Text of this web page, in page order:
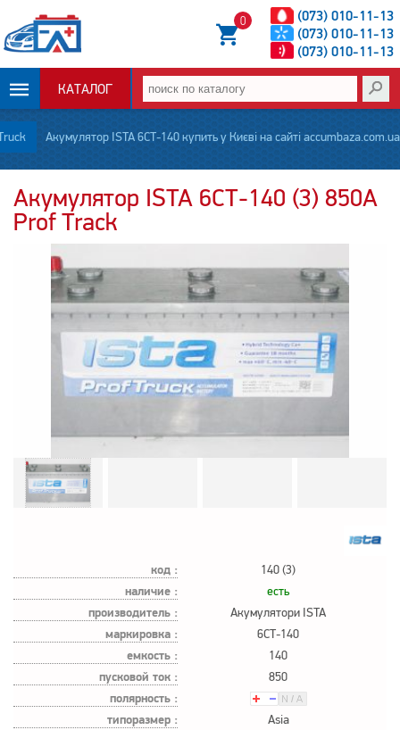
(073) 010-11-13
(073) 010-11-13
(073) 010-11-13
0
КАТАЛОГ
ОПЛАТА И
ДОСТАВКА
НОВОСТИ
СТАТЬИ
О НАС
Акумулятор ISTA 6СТ-140 купить у Києві на сайті accumbaza.com.ua
Акумулятор ISTA 6СТ-140 (3) 850А
Prof Track
код : 140 (3)
наличие : есть
производитель : Акумулятори ISTA
маркировка : 6СТ-140
емкость : 140
пусковой ток : 850
полярность :
типоразмер :
Asia